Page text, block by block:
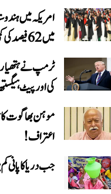
امریکہ میں
میں 62 فیصد کی کمی!
ٹرمپ نے
کی اور پیٹ ہیگستھ
موہن بھاگوت
اعتراف!
جب دریا کا